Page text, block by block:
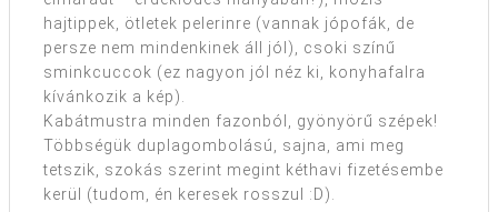
hajtippek, ötletek pelerinre (vannak jópofák, de
persze nem mindenkinek áll jól), csoki színű
sminkcuccok (ez nagyon jól néz ki, konyhafalra
kívánkozik a kép).
Kabátmustra minden fazonból, gyönyörű szépek!
Többségük duplagombolású, sajna, ami meg
tetszik, szokás szerint megint kéthavi fizetésembe
kerül (tudom, én keresek rosszul :D).